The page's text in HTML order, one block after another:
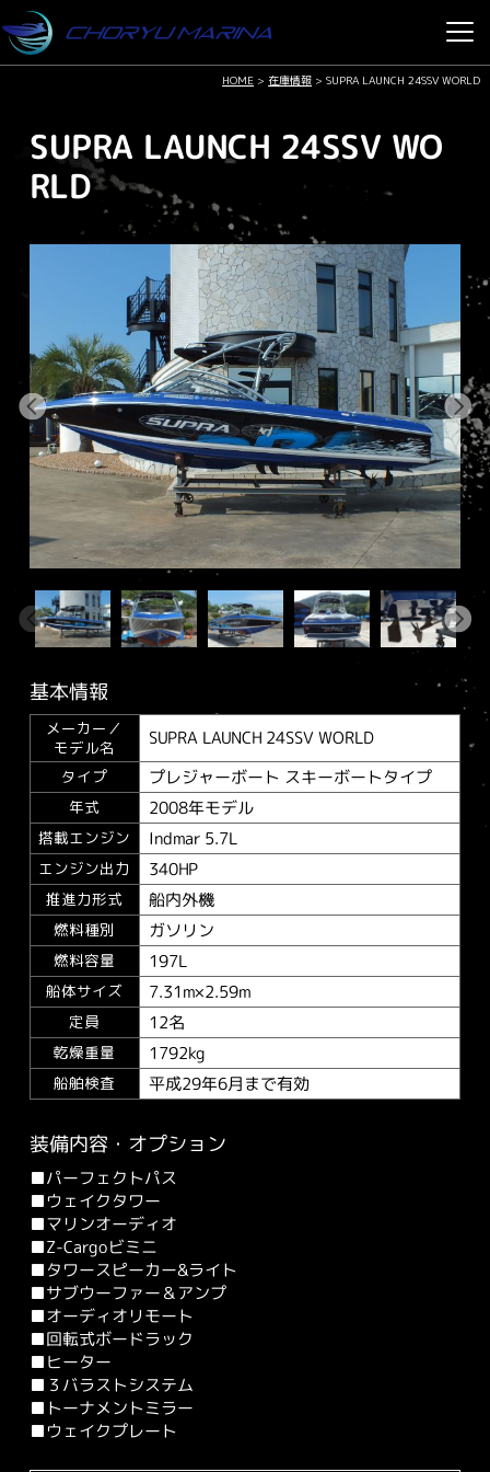
HOME > 在庫情報 >SUPRA LAUNCH 24SSV WORLD
SUPRA LAUNCH 24SSV WO
RLD
基本情報
メーカー／
モデル名
SUPRA LAUNCH 24SSV WORLD
タイプ プレジャーボート スキーボートタイプ
年式 2008年モデル
搭載エンジン Indmar 5.7L
エンジン出力 340HP
推進力形式 船内外機
燃料種別 ガソリン
燃料容量 197L
船体サイズ 7.31m×2.59m
定員 12名
乾燥重量 1792kg
船舶検査 平成29年6月まで有効
装備内容・オプション
■パーフェクトパス
■ウェイクタワー
■マリンオーディオ
■Z-Cargoビミニ
■タワースピーカー&ライト
■サブウーファー＆アンプ
■オーディオリモート
■回転式ボードラック
■ヒーター
■３バラストシステム
■トーナメントミラー
■ウェイクプレート